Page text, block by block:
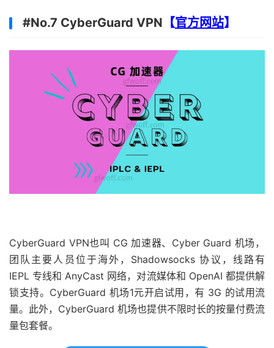
#No.7 CyberGuard VPN 【官方网站】
CyberGuard VPN也叫 CG 加速器、Cyber Guard 机场，
团队主要人员位于海外，Shadowsocks 协议，线路有
IEPL 专线和 AnyCast 网络，对流媒体和 OpenAI 都提供解
锁支持。CyberGuard 机场1元开启试用，有 3G 的试用流
量。此外，CyberGuard 机场也提供不限时长的按量付费流
量包套餐。